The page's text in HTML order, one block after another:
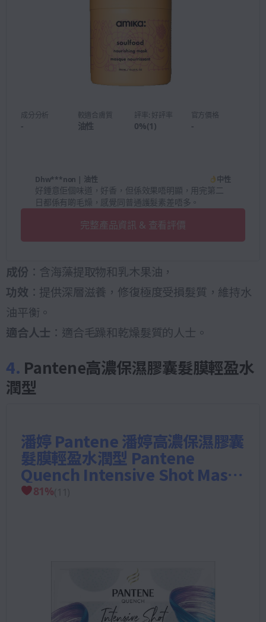
成分分析
-
較適合膚質
油性
評率: 好評率
0%(1 )
官方價格
-
Dhw***non | 油性 中性
好鍾意佢個味道，好香，但係效果唔明顯，用完第二
日都係有啲毛燥，感覺同普通護髮素差唔多。
完整產品資訊 & 查看評價
成份 ：含海藻提取物和乳木果油，
功效 ：提供深層滋養，修復極度受損髮質，維持水
油平衡。
適合人士 ：適合毛躁和乾燥髮質的人士。
4. Pantene高濃保濕膠囊髮膜輕盈水
潤型
潘婷 Pantene 潘婷高濃保濕膠囊
髮膜輕盈水潤型 Pantene
Quench Intensive Shot Mask
for Normal Hair
81%